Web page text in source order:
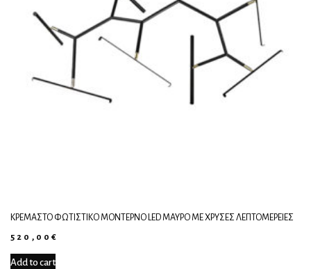
ΚΡΕΜΑΣΤΌ ΦΩΤΙΣΤΙΚΌ ΜΟΝΤΈΡΝΟ LED ΜΑΎΡΟ ΜΕ ΧΡΥΣΈΣ ΛΕΠΤΟΜΈΡΕΙΕΣ
520,00€
Add to cart